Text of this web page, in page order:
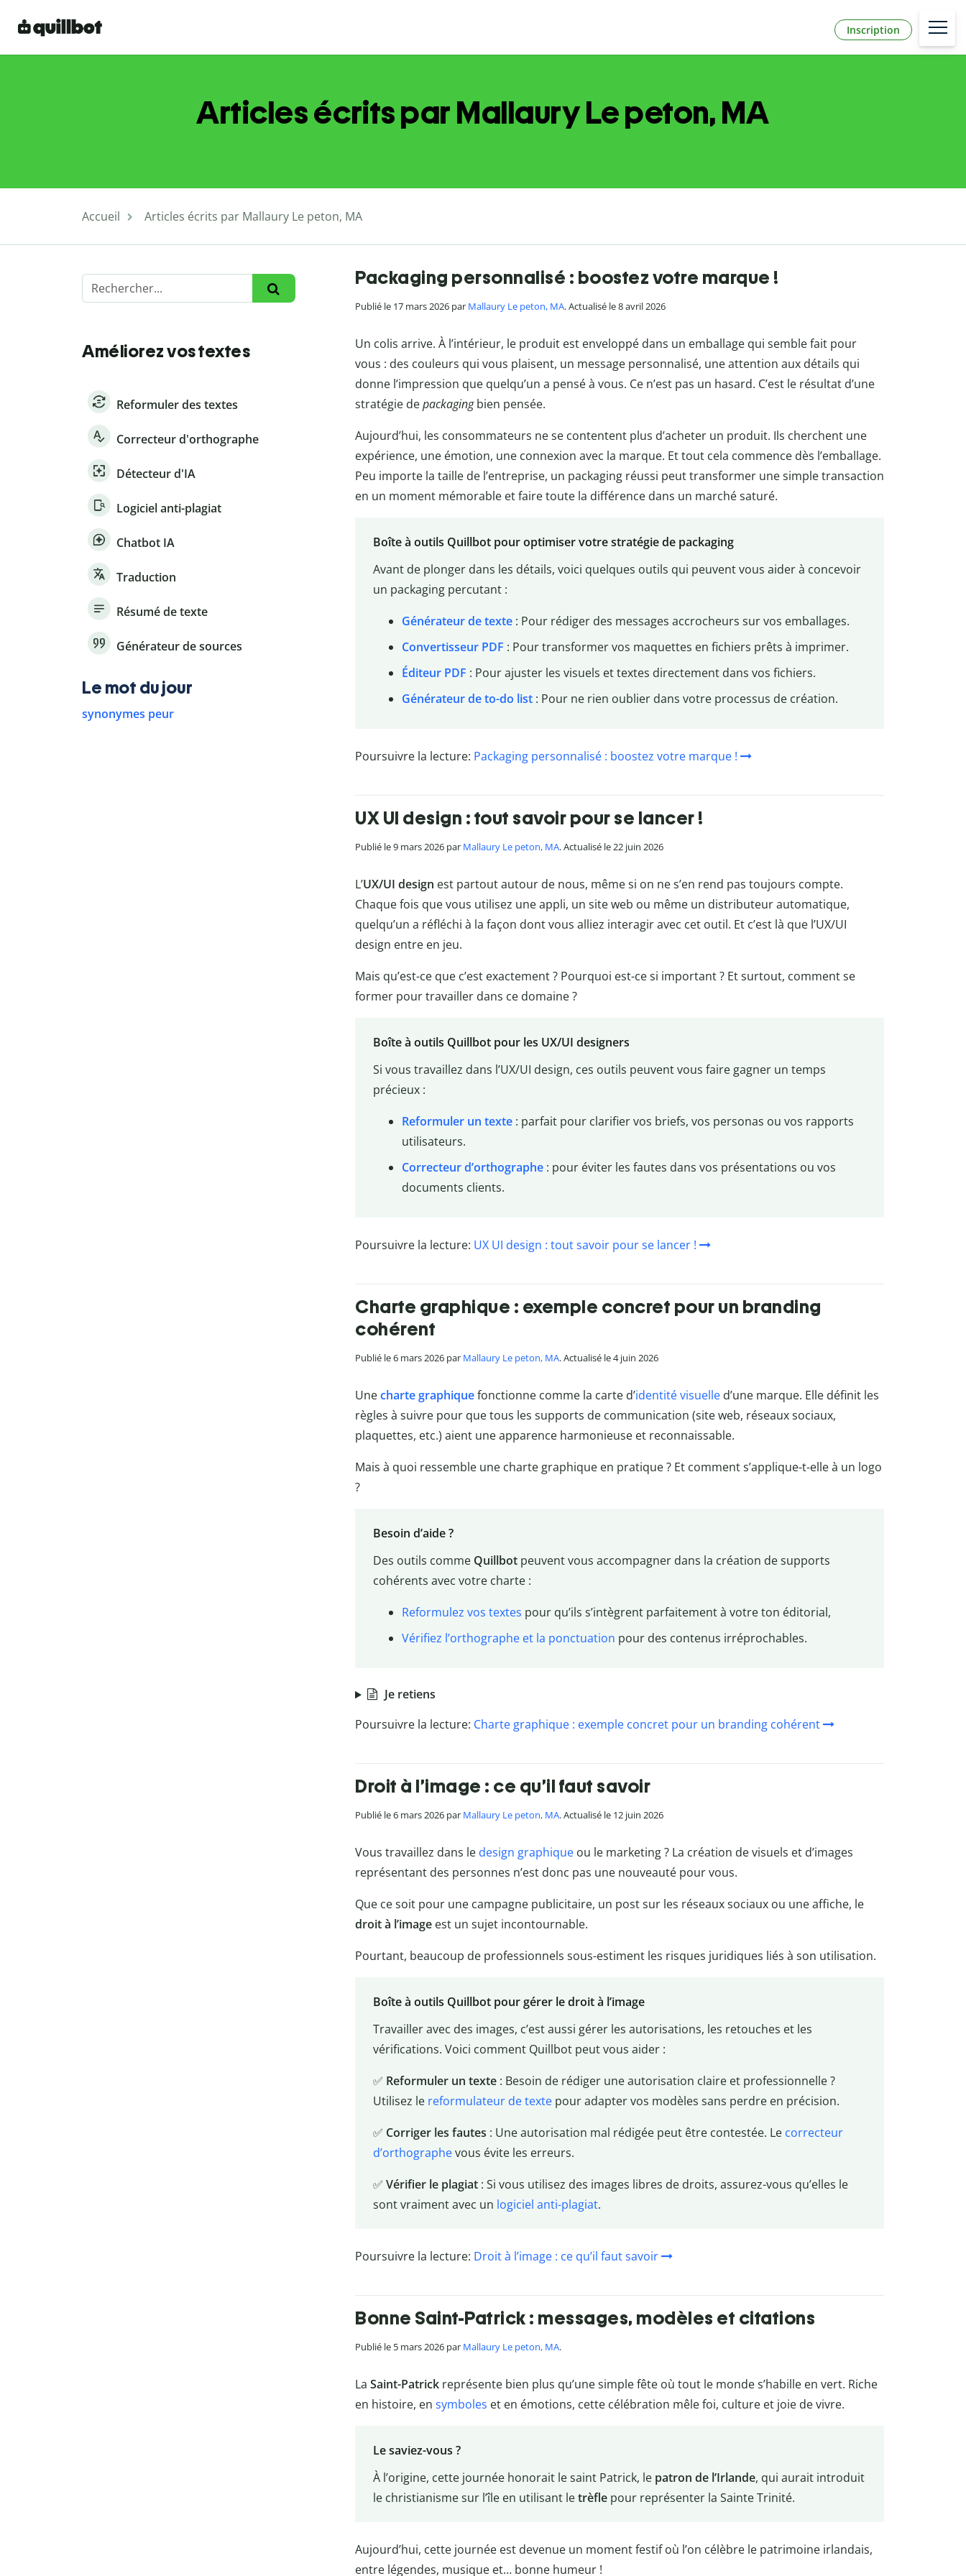
Inscription
Articles écrits par Mallaury Le peton, MA
Accueil Articles écrits par Mallaury Le peton, MA
Packaging personnalisé : boostez votre marque !
Publié le 17 mars 2026 par Mallaury Le peton, MA. Actualisé le 8 avril 2026
Un colis arrive. À l’intérieur, le produit est enveloppé dans un emballage qui semble fait pour
vous : des couleurs qui vous plaisent, un message personnalisé, une attention aux détails qui
donne l’impression que quelqu’un a pensé à vous. Ce n’est pas un hasard. C’est le résultat d’une
stratégie depackagingbien pensée.
Aujourd’hui, les consommateurs ne se contentent plus d’acheter un produit. Ils cherchent une
expérience, une émotion, une connexion avec la marque. Et tout cela commence dès l’emballage.
Peu importe la taille de l’entreprise, un packaging réussi peut transformer une simple transaction
en un moment mémorable et faire toute la différence dans un marché saturé.
Boîte à outils Quillbot pour optimiser votre stratégie de packaging
Avant de plonger dans les détails, voici quelques outils qui peuvent vous aider à concevoir
un packaging percutant :
Générateur de texte: Pour rédiger des messages accrocheurs sur vos emballages.
Convertisseur PDF : Pour transformer vos maquettes en fichiers prêts à imprimer.
Éditeur PDF : Pour ajuster les visuels et textes directement dans vos fichiers.
Générateur de to-do list : Pour ne rien oublier dans votre processus de création.
Poursuivre la lecture: Packaging personnalisé : boostez votre marque !
UX UI design : tout savoir pour se lancer !
Publié le 9 mars 2026 par Mallaury Le peton, MA. Actualisé le 22 juin 2026
L’UX/UI design est partout autour de nous, même si on ne s’en rend pas toujours compte.
Chaque fois que vous utilisez une appli, un site web ou même un distributeur automatique,
quelqu’un a réfléchi à la façon dont vous alliez interagir avec cet outil. Et c’est là que l’UX/UI
design entre en jeu.
Mais qu’est-ce que c’est exactement ? Pourquoi est-ce si important ? Et surtout, comment se
former pour travailler dans ce domaine ?
Boîte à outils Quillbot pour les UX/UI designers
Si vous travaillez dans l’UX/UI design, ces outils peuvent vous faire gagner un temps
précieux :
Reformuler un texte: parfait pour clarifier vos briefs, vos personas ou vos rapports
utilisateurs.
Correcteur d’orthographe: pour éviter les fautes dans vos présentations ou vos
documents clients.
Poursuivre la lecture: UX UI design : tout savoir pour se lancer !
Charte graphique : exemple concret pour un branding
cohérent
Publié le 6 mars 2026 par Mallaury Le peton, MA. Actualisé le 4 juin 2026
Unecharte graphiquefonctionne comme la carte d’identité visuelle d’une marque. Elle définit les
règles à suivre pour que tous les supports de communication (site web, réseaux sociaux,
plaquettes, etc.) aient une apparence harmonieuse et reconnaissable.
Mais à quoi ressemble une charte graphique en pratique ? Et comment s’applique-t-elle à un logo
?
Besoin d’aide ?
Des outils comme Quillbotpeuvent vous accompagner dans la création de supports
cohérents avec votre charte :
Reformulez vos textes pour qu’ils s’intègrent parfaitement à votre ton éditorial,
Vérifiez l’orthographe et la ponctuation pour des contenus irréprochables.
Je retiens
Poursuivre la lecture: Charte graphique : exemple concret pour un branding cohérent
Droit à l’image : ce qu’il faut savoir
Publié le 6 mars 2026 par Mallaury Le peton, MA. Actualisé le 12 juin 2026
Vous travaillez dans le design graphique ou le marketing ? La création de visuels et d’images
représentant des personnes n’est donc pas une nouveauté pour vous.
Que ce soit pour une campagne publicitaire, un post sur les réseaux sociaux ou une affiche, le
droit à l’image est un sujet incontournable.
Pourtant, beaucoup de professionnels sous-estiment les risques juridiques liés à son utilisation.
Boîte à outils Quillbot pour gérer le droit à l’image
Travailler avec des images, c’est aussi gérer les autorisations, les retouches et les
vérifications. Voici comment Quillbot peut vous aider :
✅ Reformuler un texte: Besoin de rédiger une autorisation claire et professionnelle ?
Utilisez lereformulateur de textepour adapter vos modèles sans perdre en précision.
✅ Corriger les fautes : Une autorisation mal rédigée peut être contestée. Lecorrecteur
d’orthographevous évite les erreurs.
✅ Vérifier le plagiat: Si vous utilisez des images libres de droits, assurez-vous qu’elles le
sont vraiment avec un logiciel anti-plagiat.
Poursuivre la lecture: Droit à l’image : ce qu’il faut savoir
Bonne Saint-Patrick : messages, modèles et citations
Publié le 5 mars 2026 par Mallaury Le peton, MA.
La Saint-Patrick représente bien plus qu’une simple fête où tout le monde s’habille en vert. Riche
en histoire, en symboles et en émotions, cette célébration mêle foi, culture et joie de vivre.
Le saviez-vous ?
À l’origine, cette journée honorait le saint Patrick, le patron de l’Irlande, qui aurait introduit
le christianisme sur l’île en utilisant letrèfle pour représenter la Sainte Trinité.
Aujourd’hui, cette journée est devenue un moment festif où l’on célèbre le patrimoine irlandais,
entre légendes, musique et… bonne humeur !
Améliorez vos textes
Reformuler des textes
Correcteur d'orthographe
Détecteur d'IA
Logiciel anti-plagiat
Chatbot IA
Traduction
Résumé de texte
Générateur de sources
Le mot du jour
synonymes peur